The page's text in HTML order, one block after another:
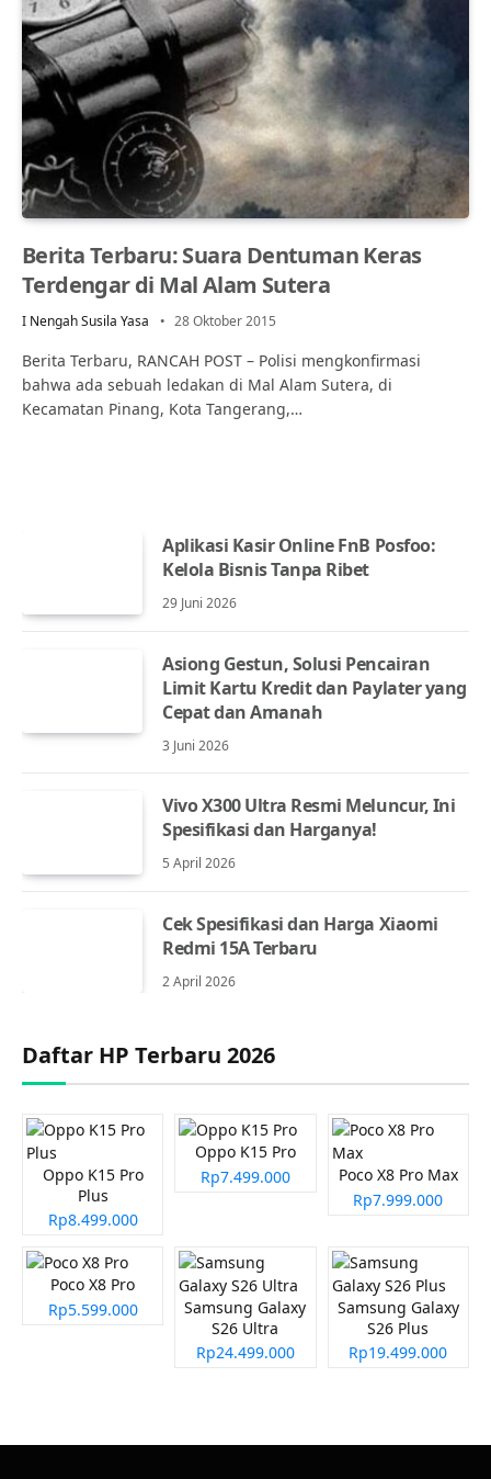
Berita Terbaru: Suara Dentuman Keras
Terdengar di Mal Alam Sutera
I Nengah Susila Yasa 28 Oktober 2015
Berita Terbaru, RANCAH POST – Polisi mengkonfirmasi
bahwa ada sebuah ledakan di Mal Alam Sutera, di
Kecamatan Pinang, Kota Tangerang,…
Aplikasi Kasir Online FnB Posfoo:
Kelola Bisnis Tanpa Ribet
29 Juni 2026
Asiong Gestun, Solusi Pencairan
Limit Kartu Kredit dan Paylater yang
Cepat dan Amanah
3 Juni 2026
Vivo X300 Ultra Resmi Meluncur, Ini
Spesifikasi dan Harganya!
5 April 2026
Cek Spesifikasi dan Harga Xiaomi
Redmi 15A Terbaru
2 April 2026
Daftar HP Terbaru 2026
Oppo K15 Pro
Plus
Rp8.499.000
Oppo K15 Pro
Rp7.499.000
Poco X8 Pro Max
Rp7.999.000
Poco X8 Pro
Rp5.599.000
Samsung Galaxy
S26 Ultra
Rp24.499.000
Samsung Galaxy
S26 Plus
Rp19.499.000